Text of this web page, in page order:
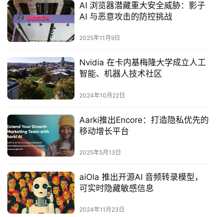
AI 浏览器潜藏重大安全威胁：影子
AI 与恶意攻击的防控挑战
2025年11月9日
Nvidia 在卡内基梅隆大学成立人工
智能、机器人技术社区
2024年10月22日
Aarki推出Encore：打造隐私优先的
移动增长平台
2025年5月13日
aiOla 推出开源AI 音频转录模型，
可实时隐藏敏感信息
2024年11月23日